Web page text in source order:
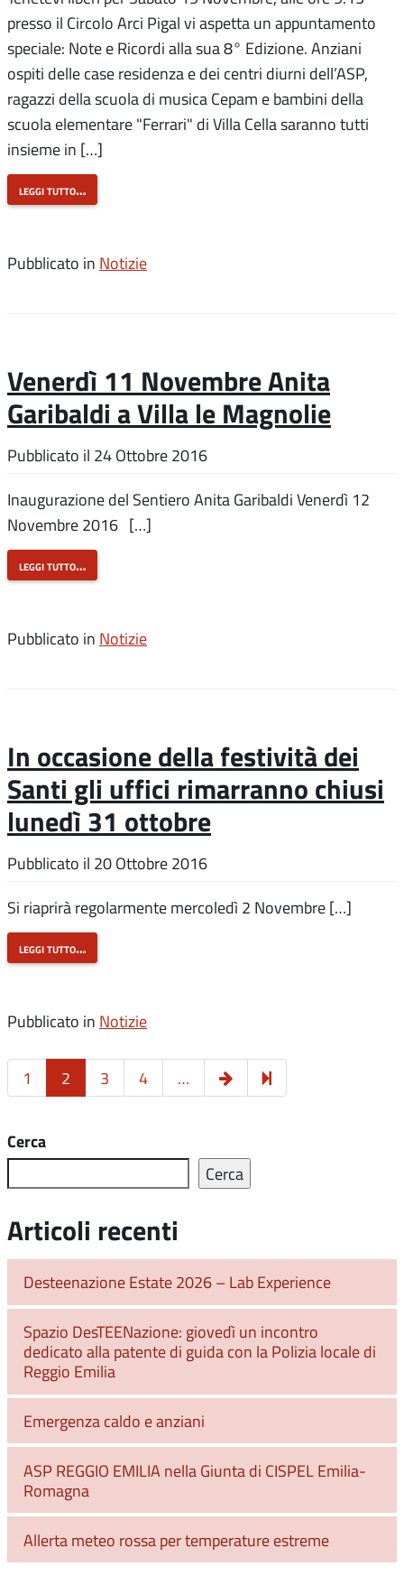
presso il Circolo Arci Pigal vi aspetta un appuntamento
speciale: Note e Ricordi alla sua 8° Edizione. Anziani
ospiti delle case residenza e dei centri diurni dell’ASP,
ragazzi della scuola di musica Cepam e bambini della
scuola elementare "Ferrari" di Villa Cella saranno tutti
insieme in […]
leggi tutto…
Pubblicato in Notizie
Venerdì 11 Novembre Anita
Garibaldi a Villa le Magnolie
Pubblicato il 24 Ottobre 2016
Inaugurazione del Sentiero Anita Garibaldi Venerdì 12
Novembre 2016 […]
leggi tutto…
Pubblicato in Notizie
In occasione della festività dei
Santi gli uffici rimarranno chiusi
lunedì 31 ottobre
Pubblicato il 20 Ottobre 2016
Si riaprirà regolarmente mercoledì 2 Novembre […]
leggi tutto…
Pubblicato in Notizie
1 2 3 4 …
Pagina
successiva
7
Cerca
Cerca
Articoli recenti
Desteenazione Estate 2026 – Lab Experience
Spazio DesTEENazione: giovedì un incontro
dedicato alla patente di guida con la Polizia locale di
Reggio Emilia
Emergenza caldo e anziani
ASP REGGIO EMILIA nella Giunta di CISPEL Emilia-
Romagna
Allerta meteo rossa per temperature estreme